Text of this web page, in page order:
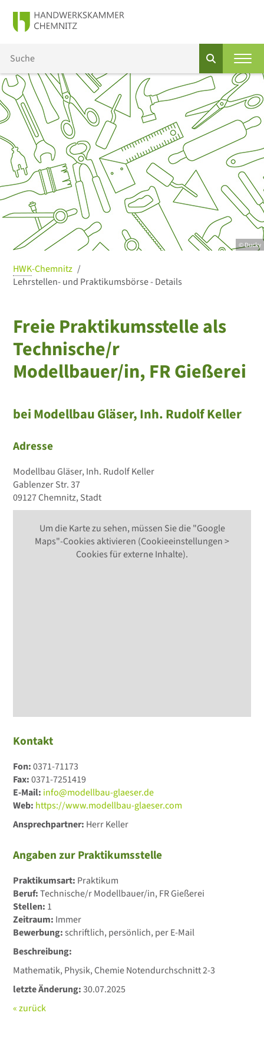
© Ducky
HWK-Chemnitz
Lehrstellen- und Praktikumsbörse - Details
Freie Praktikumsstelle als
Technische/r
Modellbauer/in, FR Gießerei
bei Modellbau Gläser, Inh. Rudolf Keller
Adresse
Modellbau Gläser, Inh. Rudolf Keller
Gablenzer Str. 37
09127 Chemnitz, Stadt
Um die Karte zu sehen, müssen Sie die "Google
Maps"-Cookies aktivieren (Cookieeinstellungen >
Cookies für externe Inhalte).
Kontakt
Fon:0371-71173
Fax:0371-7251419
E-Mail: info@modellbau-glaeser.de
Web: https://www.modellbau-glaeser.com
Ansprechpartner: Herr Keller
Angaben zur Praktikumsstelle
Praktikumsart: Praktikum
Beruf:Technische/r Modellbauer/in, FR Gießerei
Stellen: 1
Zeitraum: Immer
Bewerbung:schriftlich, persönlich, per E-Mail
Beschreibung:
Mathematik, Physik, Chemie Notendurchschnitt 2-3
letzte Änderung:30.07.2025
« zurück